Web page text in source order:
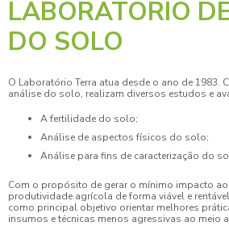
LABORATÓRIO
DO SOLO
O Laboratório Terra atua desde o ano de 1983.
análise do solo, realizam diversos estudos e
A fertilidade do solo;
Análise de aspectos físicos do solo;
Análise para fins de caracterização do
Com o propósito de gerar o mínimo impacto ao
produtividade agrícola de forma viável e
como principal objetivo orientar melhores
insumos e técnicas menos agressivas ao meio